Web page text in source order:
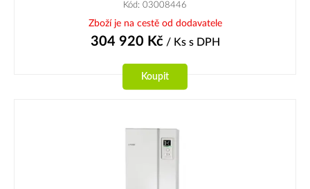
Kód: 03008446
Zboží je na cestě od dodavatele
304 920 Kč/ Ks s DPH
Koupit